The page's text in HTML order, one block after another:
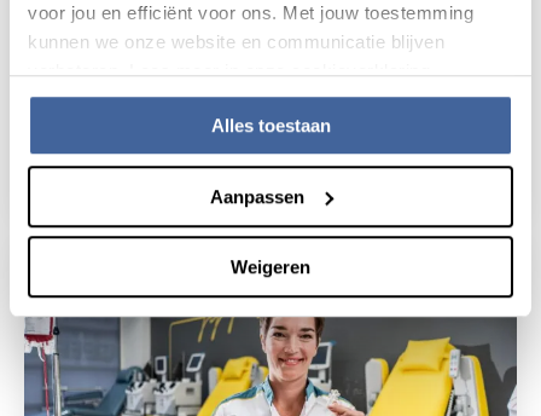
voor jou en efficiënt voor ons. Met jouw toestemming
kunnen we onze website en communicatie blijven
verbeteren. Lees meer in onze cookieverklaring.
Alles toestaan
Aanpassen
Weigeren
Sanquin opent nieuwe wegen naar
bloedonderzoek
23 december 2021